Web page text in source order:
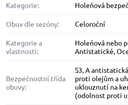
Kategorie: Holeňová
Obuv dle sezóny: Celoroční
Kategorie a
vlastnosti:
Holeňová nebo
Antistatické,
Bezpečnostní třída
obuvy:
S3,A
proti olejům a
uklouznutí na
(odolnost proti